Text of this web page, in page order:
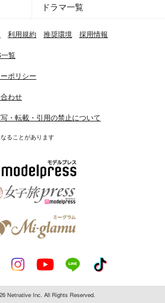
ドラマ一覧
利用規約 推奨環境 採用情報
覧
ポリシー
わせ
・転載・引用の禁止について
ることがあります
Netnative Inc. All Rights Reserved.